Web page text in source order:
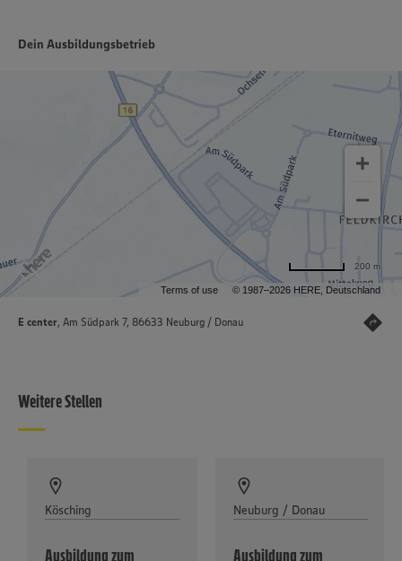
Dein Ausbildungsbetrieb
Terms of use © 1987–2026 HERE, Deutschland
200 m
E center, Am Südpark 7, 86633 Neuburg / Donau
Weitere Stellen
Kösching
Ausbildung zum
Neuburg / Donau
Ausbildung zum